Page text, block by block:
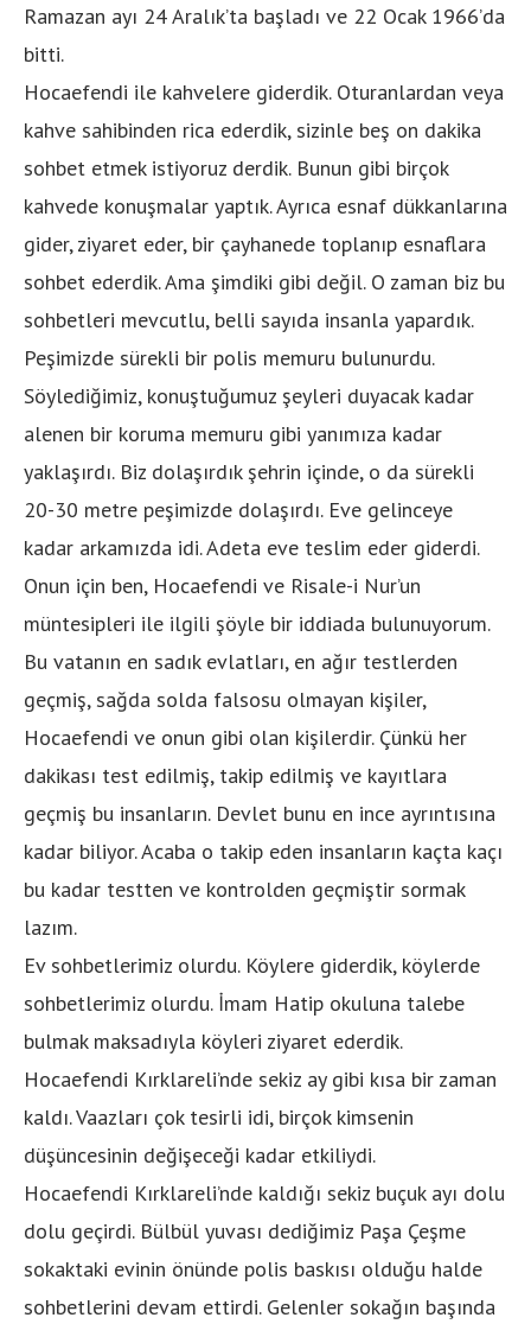
Ramazan ayı 24 Aralık’ta başladı ve 22 Ocak 1966’da
bitti.
Hocaefendi ile kahvelere giderdik. Oturanlardan veya
kahve sahibinden rica ederdik, sizinle beş on dakika
sohbet etmek istiyoruz derdik. Bunun gibi birçok
kahvede konuşmalar yaptık. Ayrıca esnaf dükkanlarına
gider, ziyaret eder, bir çayhanede toplanıp esnaflara
sohbet ederdik. Ama şimdiki gibi değil. O zaman biz bu
sohbetleri mevcutlu, belli sayıda insanla yapardık.
Peşimizde sürekli bir polis memuru bulunurdu.
Söylediğimiz, konuştuğumuz şeyleri duyacak kadar
alenen bir koruma memuru gibi yanımıza kadar
yaklaşırdı. Biz dolaşırdık şehrin içinde, o da sürekli
20-30 metre peşimizde dolaşırdı. Eve gelinceye
kadar arkamızda idi. Adeta eve teslim eder giderdi.
Onun için ben, Hocaefendi ve Risale-i Nur’un
müntesipleri ile ilgili şöyle bir iddiada bulunuyorum.
Bu vatanın en sadık evlatları, en ağır testlerden
geçmiş, sağda solda falsosu olmayan kişiler,
Hocaefendi ve onun gibi olan kişilerdir. Çünkü her
dakikası test edilmiş, takip edilmiş ve kayıtlara
geçmiş bu insanların. Devlet bunu en ince ayrıntısına
kadar biliyor. Acaba o takip eden insanların kaçta kaçı
bu kadar testten ve kontrolden geçmiştir sormak
lazım.
Ev sohbetlerimiz olurdu. Köylere giderdik, köylerde
sohbetlerimiz olurdu. İmam Hatip okuluna talebe
bulmak maksadıyla köyleri ziyaret ederdik.
Hocaefendi Kırklareli’nde sekiz ay gibi kısa bir zaman
kaldı. Vaazları çok tesirli idi, birçok kimsenin
düşüncesinin değişeceği kadar etkiliydi.
Hocaefendi Kırklareli’nde kaldığı sekiz buçuk ayı dolu
dolu geçirdi. Bülbül yuvası dediğimiz Paşa Çeşme
sokaktaki evinin önünde polis baskısı olduğu halde
sohbetlerini devam ettirdi. Gelenler sokağın başında